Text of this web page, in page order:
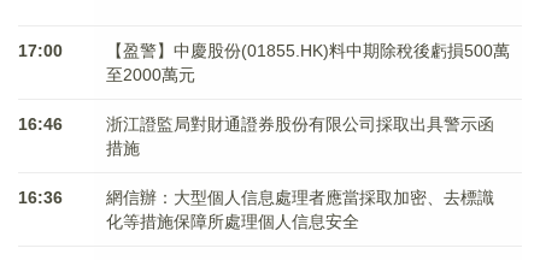
17:00
【盈警】中慶股份(01855.HK)料中期除稅後虧損500萬
至2000萬元
16:46
浙江證監局對財通證券股份有限公司採取出具警示函
措施
16:36
網信辦：大型個人信息處理者應當採取加密、去標識
化等措施保障所處理個人信息安全